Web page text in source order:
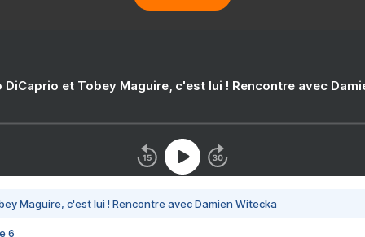
DiCaprio et Tobey Maguire, c'est lui ! Rencontre avec
Maguire, c'est lui ! Rencontre avec Damien Witecka
6